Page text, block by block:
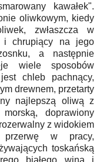
kawałek".
oliwkowym, kiedy
zwłaszcza w
i chrupiący na jego
a następnie
wiele sposobów
chleb pachnący,
drewnem, przetarty
najlepszą oliwą z
doprawiony
z widokiem
przerwę w pracy,
toskańską
białego wina i